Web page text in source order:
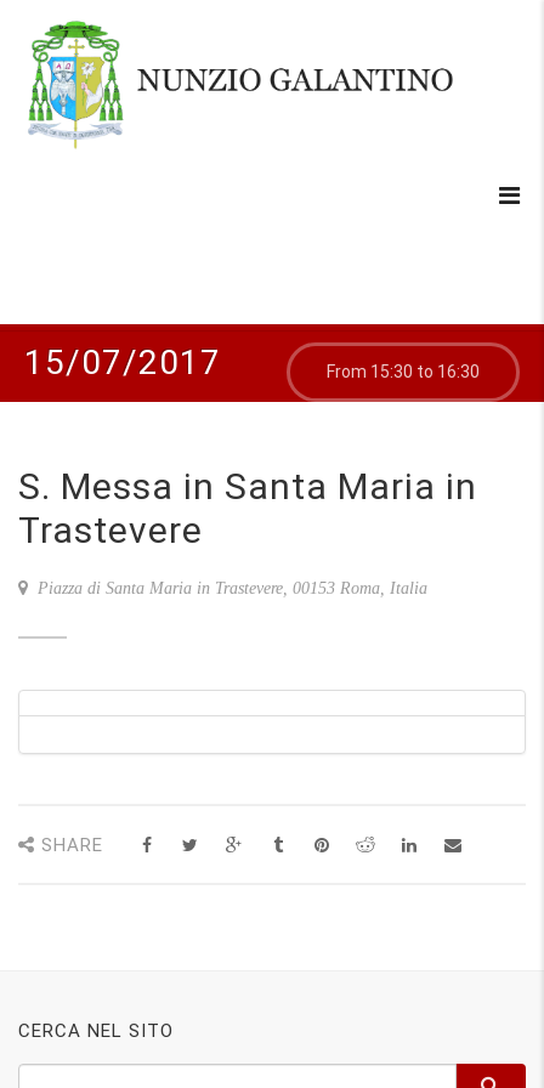
15/07/2017 From 15:30 to 16:30
S. Messa in Santa Maria in
Trastevere
Piazza di Santa Maria in Trastevere, 00153 Roma, Italia
SHARE
CERCA NEL SITO